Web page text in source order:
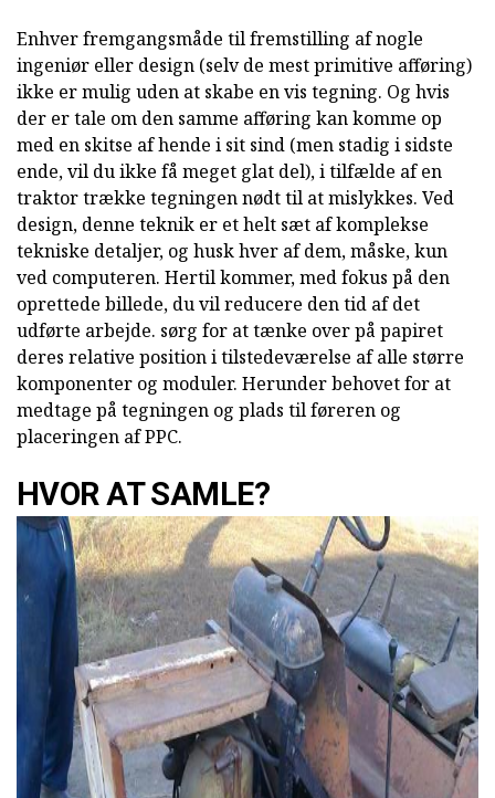
Enhver fremgangsmåde til fremstilling af nogle
ingeniør eller design (selv de mest primitive afføring)
ikke er mulig uden at skabe en vis tegning. Og hvis
der er tale om den samme afføring kan komme op
med en skitse af hende i sit sind (men stadig i sidste
ende, vil du ikke få meget glat del), i tilfælde af en
traktor trække tegningen nødt til at mislykkes. Ved
design, denne teknik er et helt sæt af komplekse
tekniske detaljer, og husk hver af dem, måske, kun
ved computeren. Hertil kommer, med fokus på den
oprettede billede, du vil reducere den tid af det
udførte arbejde. sørg for at tænke over på papiret
deres relative position i tilstedeværelse af alle større
komponenter og moduler. Herunder behovet for at
medtage på tegningen og plads til føreren og
placeringen af PPC.
HVOR AT SAMLE?